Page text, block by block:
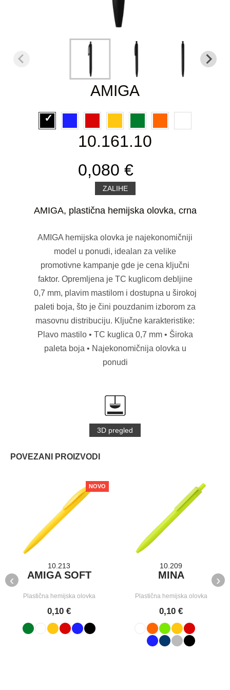
AMIGA
10.161.10
0,080 €
ZALIHE
AMIGA, plastična hemijska olovka, crna
AMIGA hemijska olovka je najekonomičniji
model u ponudi, idealan za velike
promotivne kampanje gde je cena ključni
faktor. Opremljena je TC kuglicom debljine
0,7 mm, plavim mastilom i dostupna u širokoj
paleti boja, što je čini pouzdanim izborom za
masovnu distribuciju. Ključne karakteristike:
Plavo mastilo • TC kuglica 0,7 mm • Široka
paleta boja • Najekonomičnija olovka u
ponudi
3D pregled
POVEZANI PROIZVODI
NOVO
10.213
AMIGA SOFT
Plastična hemijska olovka
0,10 €
10.209
MINA
Plastična hemijska olovka
0,10 €
‹ ›